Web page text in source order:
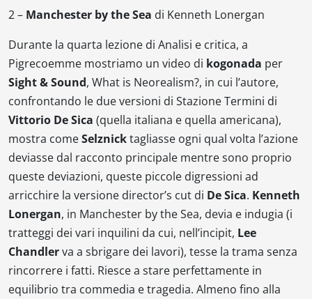
2 – Manchester by the Sea di Kenneth Lonergan
Durante la quarta lezione di Analisi e critica, a
Pigrecoemme mostriamo un video di kogonada per
Sight & Sound, What is Neorealism?, in cui l’autore,
confrontando le due versioni di Stazione Termini di
Vittorio De Sica (quella italiana e quella americana),
mostra comeSelznicktagliasse ogni qual volta l’azione
deviasse dal racconto principale mentre sono proprio
queste deviazioni, queste piccole digressioni ad
arricchire la versione director’s cut di De Sica. Kenneth
Lonergan, in Manchester by the Sea, devia e indugia (i
tratteggi dei vari inquilini da cui, nell’incipit, Lee
Chandlerva a sbrigare dei lavori), tesse la trama senza
rincorrere i fatti. Riesce a stare perfettamente in
equilibrio tra commedia e tragedia. Almeno fino alla